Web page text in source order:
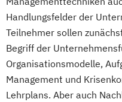
Handlungsfelder der
Teilnehmer sollen
Begriff der
Organisationsmodelle,
Management und
Lehrplans. Aber auch